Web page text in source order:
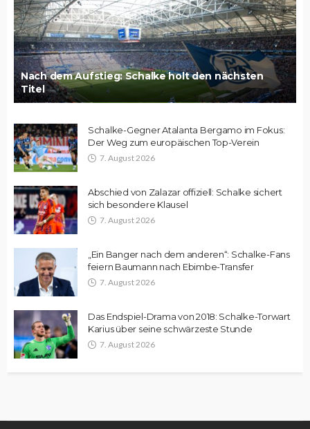
Nach dem Aufstieg: Schalke holt den nächsten
Titel
Schalke-Gegner Atalanta Bergamo im Fokus:
Der Weg zum europäischen Top-Verein
7. August 2026
Abschied von Zalazar offiziell: Schalke sichert
sich besondere Klausel
7. August 2026
„Ein Banger nach dem anderen“: Schalke-Fans
feiern Baumann nach Ebimbe-Transfer
7. August 2026
Das Endspiel-Drama von 2018: Schalke-Torwart
Karius über seine schwärzeste Stunde
7. August 2026